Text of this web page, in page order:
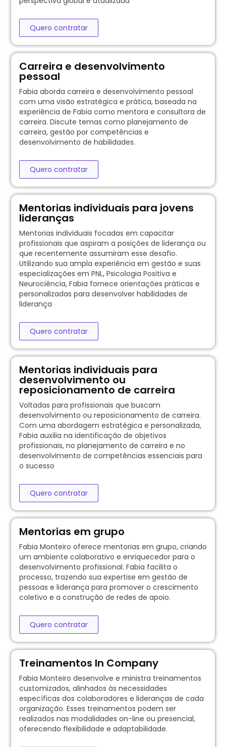
Quero contratar
Carreira e desenvolvimento
pessoal
Fabia aborda carreira e desenvolvimento pessoal
com uma visão estratégica e prática, baseada na
experiência de Fabia como mentora e consultora de
carreira. Discute temas como planejamento de
carreira, gestão por competências e
desenvolvimento de habilidades.
Quero contratar
Mentorias individuais para jovens
lideranças
Mentorias individuais focadas em capacitar
profissionais que aspiram a posições de liderança ou
que recentemente assumiram esse desafio.
Utilizando sua ampla experiência em gestão e suas
especializações em PNL, Psicologia Positiva e
Neurociência, Fabia fornece orientações práticas e
personalizadas para desenvolver habilidades de
liderança
Quero contratar
Mentorias individuais para
desenvolvimento ou
reposicionamento de carreira
Voltadas para profissionais que buscam
desenvolvimento ou reposicionamento de carreira.
Com uma abordagem estratégica e personalizada,
Fabia auxilia na identificação de objetivos
profissionais, no planejamento de carreira e no
desenvolvimento de competências essenciais para
o sucesso
Quero contratar
Mentorias em grupo
Fabia Monteiro oferece mentorias em grupo, criando
um ambiente colaborativo e enriquecedor para o
desenvolvimento profissional. Fabia facilita o
processo, trazendo sua expertise em gestão de
pessoas e liderança para promover o crescimento
coletivo e a construção de redes de apoio.
Quero contratar
Treinamentos In Company
Fabia Monteiro desenvolve e ministra treinamentos
customizados, alinhados às necessidades
específicas dos colaboradores e lideranças de cada
organização. Esses treinamentos podem ser
realizados nas modalidades on-line ou presencial,
oferecendo flexibilidade e adaptabilidade.